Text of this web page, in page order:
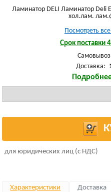
Ламинатор DELI Ламинатор Deli
хол.лам.
Посмотреть
Срок поставки
Доставка:
для юридических лиц (с НДС)
Характеристики Доставка